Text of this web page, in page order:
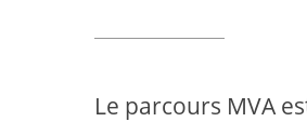
Le parcours MVA